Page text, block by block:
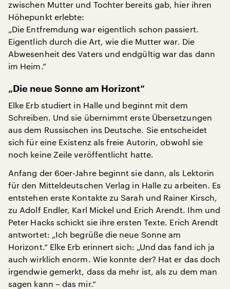
zwischen Mutter und Tochter bereits gab, hier ihren
Höhepunkt erlebte:
„Die Entfremdung war eigentlich schon passiert.
Eigentlich durch die Art, wie die Mutter war. Die
Abwesenheit des Vaters und endgültig war das dann
im Heim.“
„Die neue Sonne am Horizont“
Elke Erb studiert in Halle und beginnt mit dem
Schreiben. Und sie übernimmt erste Übersetzungen
aus dem Russischen ins Deutsche. Sie entscheidet
sich für eine Existenz als freie Autorin, obwohl sie
noch keine Zeile veröffentlicht hatte.
Anfang der 60er-Jahre beginnt sie dann, als Lektorin
für den Mitteldeutschen Verlag in Halle zu arbeiten. Es
entstehen erste Kontakte zu Sarah und Rainer Kirsch,
zu Adolf Endler, Karl Mickel und Erich Arendt. Ihm und
Peter Hacks schickt sie ihre ersten Texte. Erich Arendt
antwortet: „Ich begrüße die neue Sonne am
Horizont.“ Elke Erb erinnert sich: „Und das fand ich ja
auch wirklich enorm. Wie konnte der? Hat er das doch
irgendwie gemerkt, dass da mehr ist, als zu dem man
sagen kann – das mir.“